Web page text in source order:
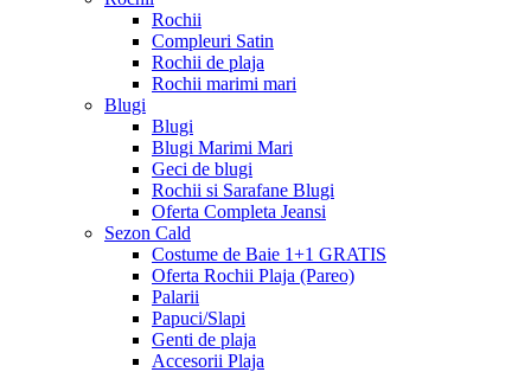
Rochii
Compleuri Satin
Rochii de plaja
Rochii marimi mari
Blugi
Blugi
Blugi Marimi Mari
Geci de blugi
Rochii si Sarafane Blugi
Oferta Completa Jeansi
Sezon Cald
Costume de Baie 1+1 GRATIS
Oferta Rochii Plaja (Pareo)
Palarii
Papuci/Slapi
Genti de plaja
Accesorii Plaja